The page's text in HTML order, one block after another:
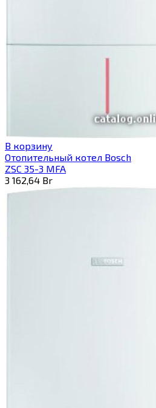
В корзину
Отопительный котел Bosch
ZSC 35-3 MFA
3 162,64 Br